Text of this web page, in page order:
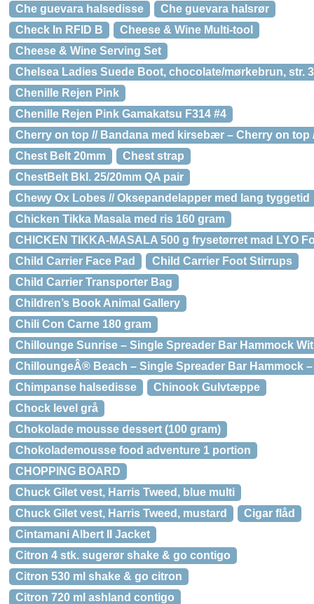
Che guevara halsedisse
Che guevara halsrør
Check In RFID B
Cheese & Wine Multi-tool
Cheese & Wine Serving Set
Chelsea Ladies Suede Boot, chocolate/mørkebrun, str.
Chenille Rejen Pink
Chenille Rejen Pink Gamakatsu F314 #4
Cherry on top // Bandana med kirsebær – Cherry on
Chest Belt 20mm
Chest strap
ChestBelt Bkl. 25/20mm QA pair
Chewy Ox Lobes // Oksepandelapper med lang tyggetid
Chicken Tikka Masala med ris 160 gram
CHICKEN TIKKA-MASALA 500 g frysetørret mad LYO
Child Carrier Face Pad
Child Carrier Foot Stirrups
Child Carrier Transporter Bag
Children’s Book Animal Gallery
Chili Con Carne 180 gram
Chillounge Sunrise – Single Spreader Bar Hammock
ChilloungeÂ® Beach – Single Spreader Bar Hammock
Chimpanse halsedisse
Chinook Gulvtæppe
Chock level grå
Chokolade mousse dessert (100 gram)
Chokolademousse food adventure 1 portion
CHOPPING BOARD
Chuck Gilet vest, Harris Tweed, blue multi
Chuck Gilet vest, Harris Tweed, mustard
Cigar flåd
Cintamani Albert II Jacket
Citron 4 stk. sugerør shake & go contigo
Citron 530 ml shake & go citron
Citron 720 ml ashland contigo